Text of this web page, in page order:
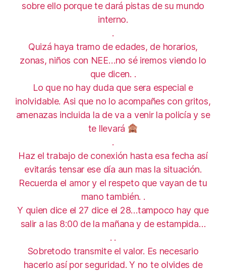
sobre ello porque te dará pistas de su mundo
interno.
.
Quizá haya tramo de edades, de horarios,
zonas, niños con NEE…no sé iremos viendo lo
que dicen. .
Lo que no hay duda que sera especial e
inolvidable. Asi que no lo acompañes con gritos,
amenazas incluida la de va a venir la policía y se
te llevará
.
Haz el trabajo de conexión hasta esa fecha así
evitarás tensar ese día aun mas la situación.
Recuerda el amor y el respeto que vayan de tu
mano también. .
Y quien dice el 27 dice el 28…tampoco hay que
salir a las 8:00 de la mañana y de estampida…
. .
Sobretodo transmite el valor. Es necesario
hacerlo así por seguridad. Y no te olvides de